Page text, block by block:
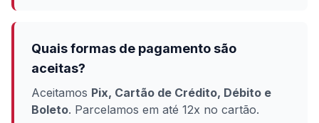
Quais formas de pagamento são
aceitas?
Aceitamos Pix, Cartão de Crédito, Débito e
Boleto. Parcelamos em até 12x no cartão.